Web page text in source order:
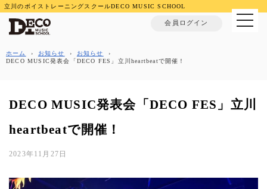
立川のボイストレーニングスクールDECO MUSIC SCHOOL
会員ログイン
MENU
ホーム › お知らせ › お知らせ
›
DECO MUSIC発表会「DECO FES」立川heartbeatで開催！
DECO MUSIC発表会「DECO FES」立川
heartbeatで開催！
2023年11月27日